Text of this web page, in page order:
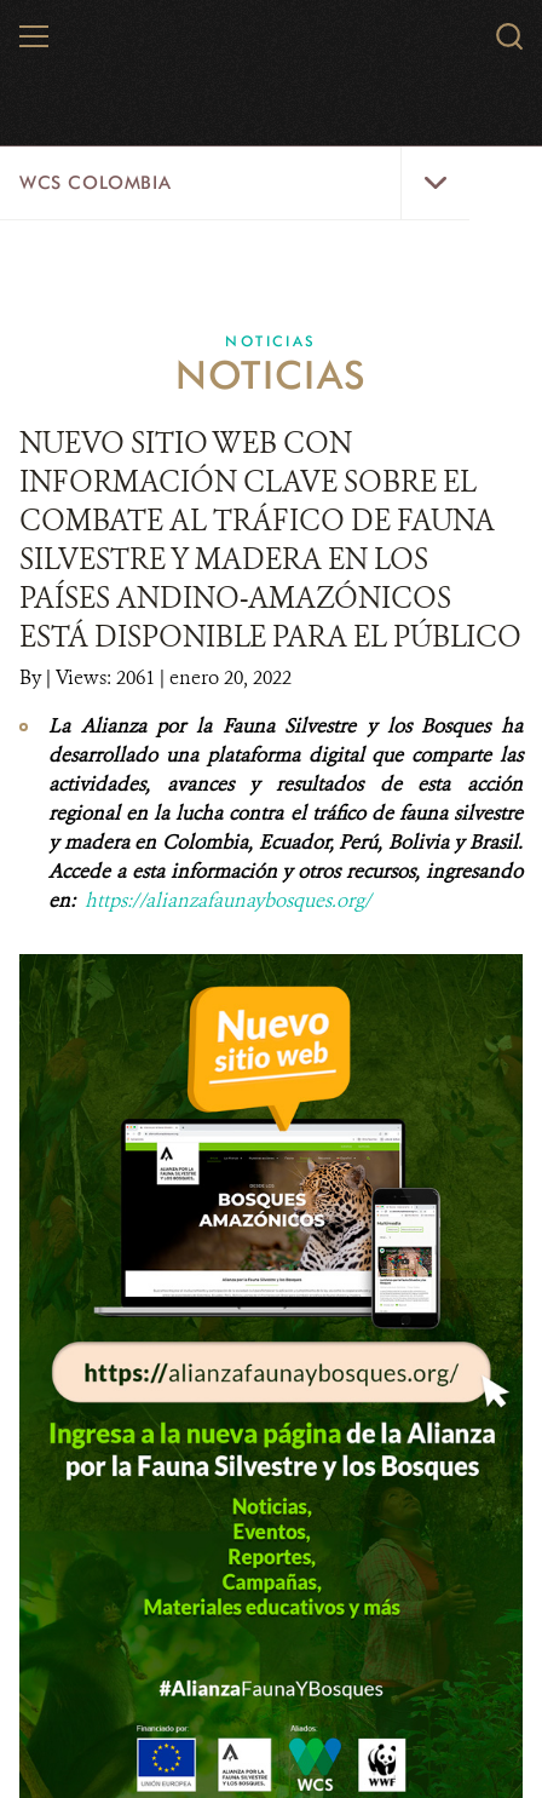
MENU
WCS COLOMBIA
EJES ESTRATÉGICOS
LÍNEAS DE ACCIÓN
MICROSITIOS
NOTICIAS
WCS VISUAL
ALIADOS Y ALIANZAS
COBERTURA EN MEDIOS DE COMUNICACIÓN
INFORME ANUAL WCS
NOTICIAS
NOTICIAS
NUEVO SITIO WEB CON
INFORMACIÓN CLAVE SOBRE EL
COMBATE AL TRÁFICO DE FAUNA
SILVESTRE Y MADERA EN LOS
PAÍSES ANDINO-AMAZÓNICOS
ESTÁ DISPONIBLE PARA EL PÚBLICO
By| Views: 2061 | enero 20, 2022
La Alianza por la Fauna Silvestre y los Bosques ha
desarrollado una plataforma digital que comparte las
actividades, avances y resultados de esta acción
regional en la lucha contra el tráfico de fauna silvestre
y madera en Colombia, Ecuador, Perú, Bolivia y Brasil.
Accede a esta información y otros recursos, ingresando
en: https://alianzafaunaybosques.org/